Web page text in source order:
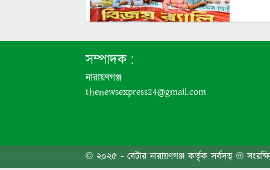
সম্পাদক :
নারায়ণগঞ্জ
thenewsexpress24@gmail.com
© ২০২৫ - বেটার নারায়ণগঞ্জ কর্তৃক সর্বসত্ব ®